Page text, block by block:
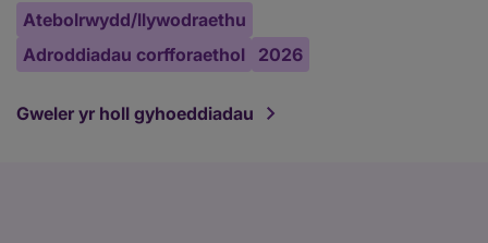
Atebolrwydd/llywodraethu
Adroddiadau corfforaethol
2026
Gweler yr holl gyhoeddiadau